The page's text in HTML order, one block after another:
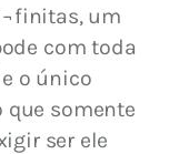
um
com toda
o único
que somente
ser ele